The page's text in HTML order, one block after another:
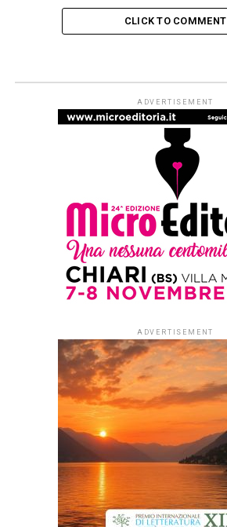
CLICK TO COMMENT
ADVERTISEMENT
ADVERTISEMENT